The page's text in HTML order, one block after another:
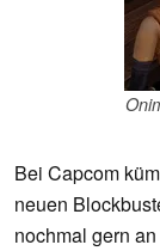
Bei Capcom
neuen
nochmal gern